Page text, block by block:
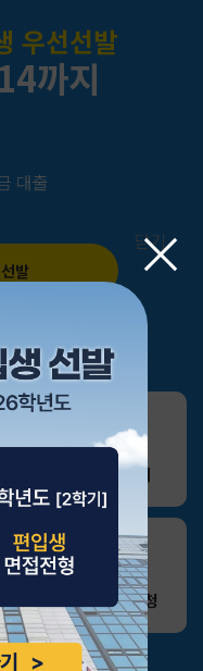
우선선발
까지
대출
발
작품 갤러리
입학상담신청
닫기